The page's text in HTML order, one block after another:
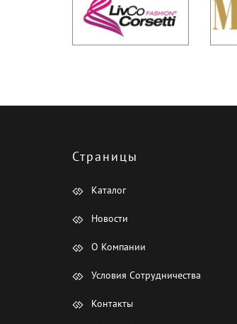
Страницы
Каталог
Новости
О Компании
Условия Сотрудничества
Контакты